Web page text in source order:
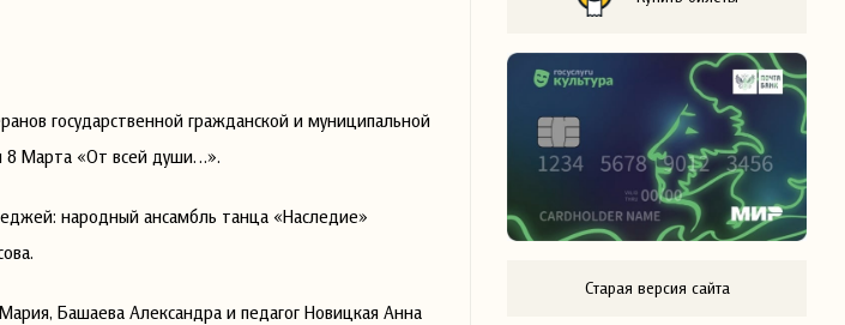
государственной гражданской и муниципальной
8 Марта «От всей души…».
народный ансамбль танца «Наследие»
Башаева Александра и педагог Новицкая Анна
Старая версия сайта